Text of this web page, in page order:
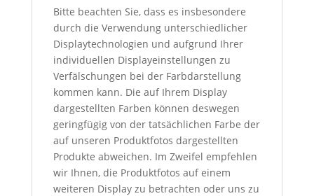
Bitte beachten Sie, dass es insbesondere
durch die Verwendung unterschiedlicher
Displaytechnologien und aufgrund Ihrer
individuellen Displayeinstellungen zu
Verfälschungen bei der Farbdarstellung
kommen kann. Die auf Ihrem Display
dargestellten Farben können deswegen
geringfügig von der tatsächlichen Farbe der
auf unseren Produktfotos dargestellten
Produkte abweichen. Im Zweifel empfehlen
wir Ihnen, die Produktfotos auf einem
weiteren Display zu betrachten oder uns zu